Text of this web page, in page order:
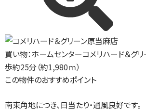
買い物：ホームセンターコメリハード＆グ
歩約25分（約1,980ｍ）
この物件のおすすめポイント
南東角地につき、日当たり・通風良好です。